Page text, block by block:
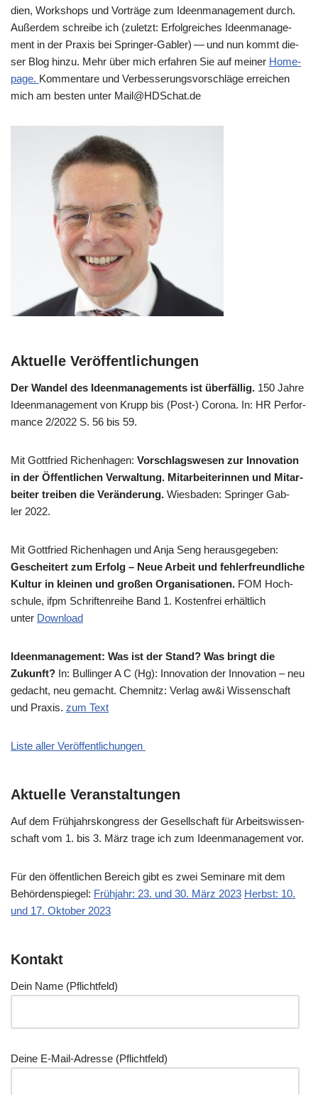
di­en, Work­shops und Vor­trä­ge zum Ideen­ma­nage­ment durch.
Außer­dem schrei­be ich (zuletzt: Erfolg­rei­ches Ideen­ma­nage­
ment in der Pra­xis bei Sprin­ger-Gab­ler) — und nun kommt die­
ser Blog hin­zu. Mehr über mich erfah­ren Sie auf mei­ner Home­
page. Kom­men­ta­re und Ver­bes­se­rungs­vor­schlä­ge errei­chen
mich am besten unter Mail@​HDSchat.​de
Aktuelle Veröffentlichungen
Der Wan­del des Ideen­ma­nage­ments ist über­fäl­lig. 150 Jah­re
Ideen­ma­nage­ment von Krupp bis (Post-) Coro­na. In: HR Per­for­
mance 2/​2022 S. 56 bis 59.
Mit Gott­fried Richen­ha­gen: Vor­schlags­we­sen zur Inno­va­ti­on
in der Öffent­li­chen Ver­wal­tung. Mit­ar­bei­te­rin­nen und Mit­ar­
bei­ter trei­ben die Ver­än­de­rung. Wies­ba­den: Sprin­ger Gab­
ler 2022.
Mit Gott­fried Richen­ha­gen und Anja Seng her­aus­ge­ge­ben:
Geschei­tert zum Erfolg – Neue Arbeit und feh­ler­freund­li­che
Kul­tur in klei­nen und gro­ßen Orga­ni­sa­tio­nen. FOM Hoch­
schu­le, ifpm Schrif­ten­rei­he Band 1. Kosten­frei erhält­lich
unter Down­load
Ideen­ma­nage­ment: Was ist der Stand? Was bringt die
Zukunft? In: Bul­lin­ger A C (Hg): Inno­va­ti­on der Inno­va­ti­on – neu
gedacht, neu gemacht. Chem­nitz: Ver­lag aw&i Wis­sen­schaft
und Pra­xis. zum Text
Liste aller Veröffentlichungen
Aktuelle Veranstaltungen
Auf dem Früh­jahrs­kon­gress der Gesell­schaft für Arbeits­wis­sen­
schaft vom 1. bis 3. März tra­ge ich zum Ideen­ma­nage­ment vor.
Für den öffent­li­chen Bereich gibt es zwei Semi­na­re mit dem
Behör­den­spie­gel: Früh­jahr: 23. und 30. März 2023 Herbst: 10.
und 17. Okto­ber 2023
Kontakt
Dein Name (Pflicht­feld)
Dei­ne E‑Mail-Adres­se (Pflicht­feld)